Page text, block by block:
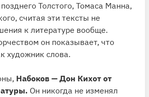
Толстого, Томаса Манна,
считая эти тексты не
к литературе вообще.
он показывает, что
художник слова.
Набоков — Дон Кихот от
Он никогда не изменял